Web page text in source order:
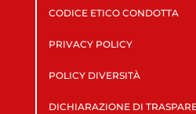
CODICE ETICO CONDOTTA
PRIVACY POLICY
POLICY DIVERSITÀ
DICHIARAZIONE DI